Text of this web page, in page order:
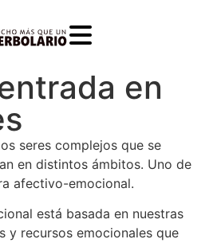
en
seres complejos que se
en distintos ámbitos. Uno de
afectivo-emocional.
está basada en nuestras
y recursos emocionales que